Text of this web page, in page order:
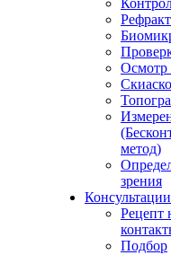
Осмотр
метод)
зрения
Рецепт
Подбор